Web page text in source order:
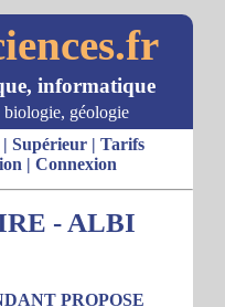
informatique
biologie, géologie
Supérieur| Tarifs
| Connexion
- ALBI
PROPOSE